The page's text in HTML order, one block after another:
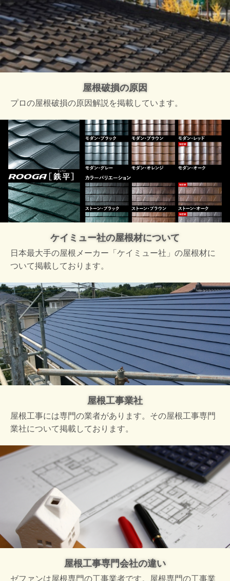
屋根破損の原因
プロの屋根破損の原因解説を掲載しています。
ケイミュー社の屋根材について
日本最大手の屋根メーカー「ケイミュー社」の屋根材に
ついて掲載しております。
屋根工事業社
屋根工事には専門の業者があります。その屋根工事専門
業社について掲載しております。
屋根工事専門会社の違い
ゼファンは屋根専門の工事業者です。屋根専門の工事業